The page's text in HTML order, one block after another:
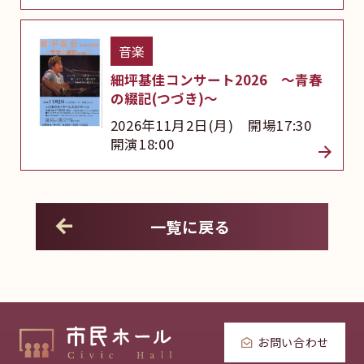
音楽
細坪基佳コンサート2026 ～青春
の綴記(つづき)～
2026年11月2日(月) 開場17:30
開演18:00
一覧に戻る
お問い合わせ